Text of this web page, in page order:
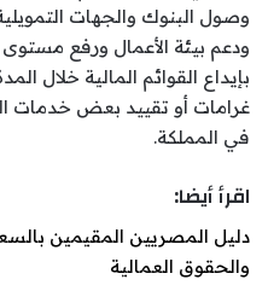
وصول البنوك والجهات
ودعم بيئة الأعمال ورفع مستوى
بإيداع القوائم المالية خلال
غرامات أو تقييد بعض خدمات
في المملكة.
اقرأ أيضا:
والحقوق العمالية